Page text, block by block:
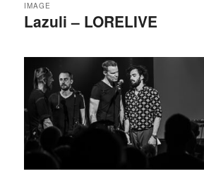
Lazuli – LORELIVE
IMAGE